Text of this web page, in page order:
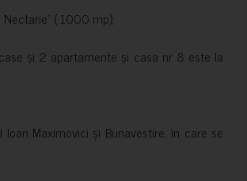
( 1000 mp);
și 2 apartamente și casa nr 8 este la
Maximovici și Bunavestire, în care se